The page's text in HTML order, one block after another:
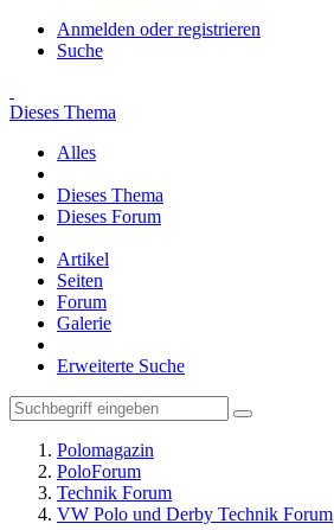
Anmelden oder registrieren
Suche
Dieses Thema
Alles
Dieses Thema
Dieses Forum
Artikel
Seiten
Forum
Galerie
Erweiterte Suche
Polomagazin
PoloForum
Technik Forum
VW Polo und Derby Technik Forum